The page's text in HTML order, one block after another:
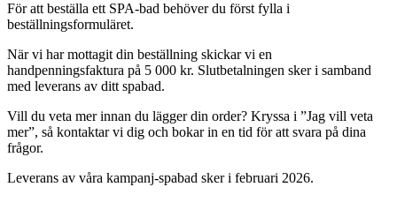
För att beställa ett SPA-bad behöver du först fylla i
beställningsformuläret.
När vi har mottagit din beställning skickar vi en
handpenningsfaktura på 5 000 kr. Slutbetalningen sker i samband
med leverans av ditt spabad.
Vill du veta mer innan du lägger din order? Kryssa i ”Jag vill veta
mer”, så kontaktar vi dig och bokar in en tid för att svara på dina
frågor.
Leverans av våra kampanj-spabad sker i februari 2026.